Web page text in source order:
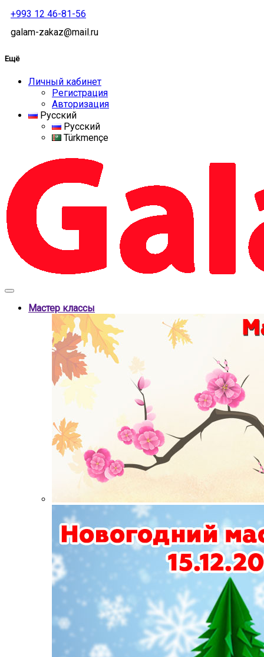
+993 12 46-81-56
galam-zakaz@mail.ru
Ещё
Личный кабинет
Регистрация
Авторизация
Русский
Русский
Türkmençe
Мастер классы